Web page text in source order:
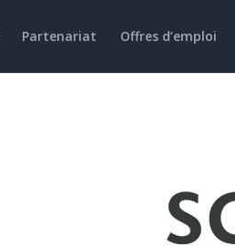
Partenariat Offres d’emploi